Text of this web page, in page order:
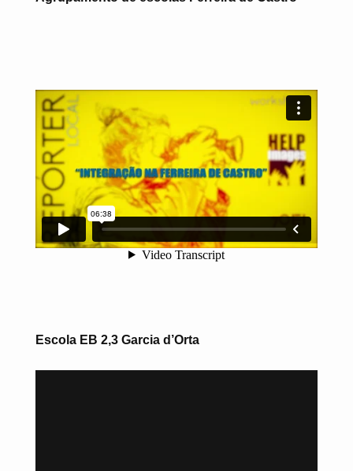
Escola EB 2,3 Garcia d’Orta